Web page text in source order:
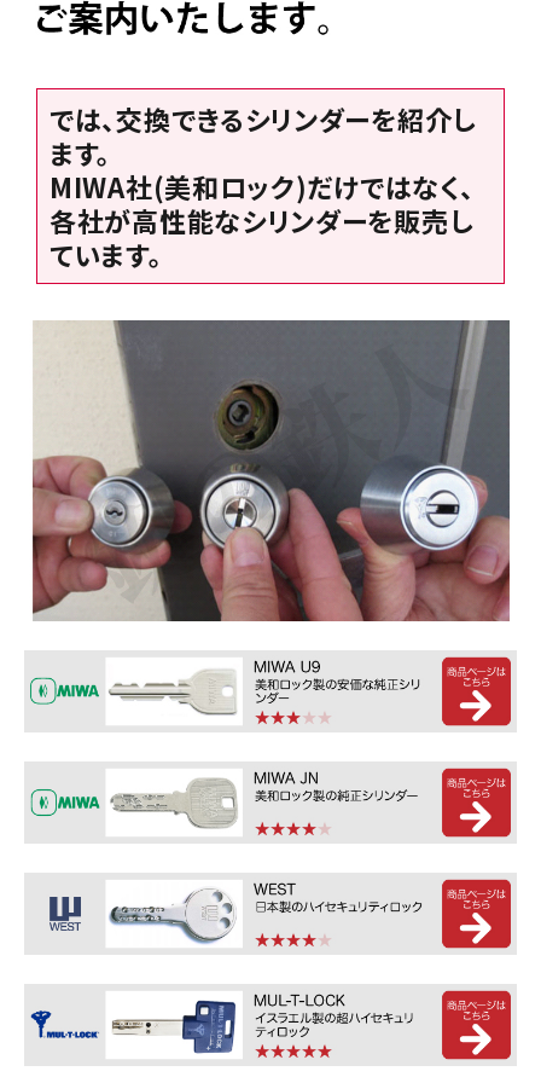
では、交換できるシリンダーを紹介し
ます。
MIWA社(美和ロック)だけではなく、
各社が高性能なシリンダーを販売し
ています。